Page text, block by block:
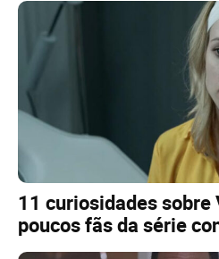
11 curiosidades sobre
poucos fãs da série